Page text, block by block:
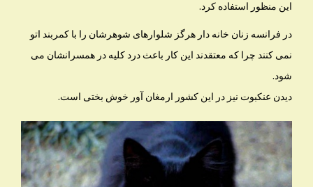
این منظور استفاده کرد.
در فرانسه زنان خانه دار هرگز شلوارهای شوهرشان را با کمربند اتو
نمی کنند چرا که معتقدند این کار باعث درد کلیه در همسرانشان می
شود.
دیدن عنکبوت نیز در این کشور ارمغان آور خوش بختی است.